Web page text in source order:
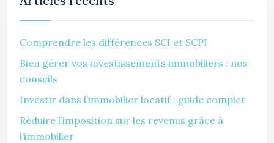
Comprendre les différences SCI et SCPI
Bien gérer vos investissements immobiliers : nos
conseils
Investir dans l’immobilier locatif : guide complet
Réduire l’imposition sur les revenus grâce à
l’immobilier